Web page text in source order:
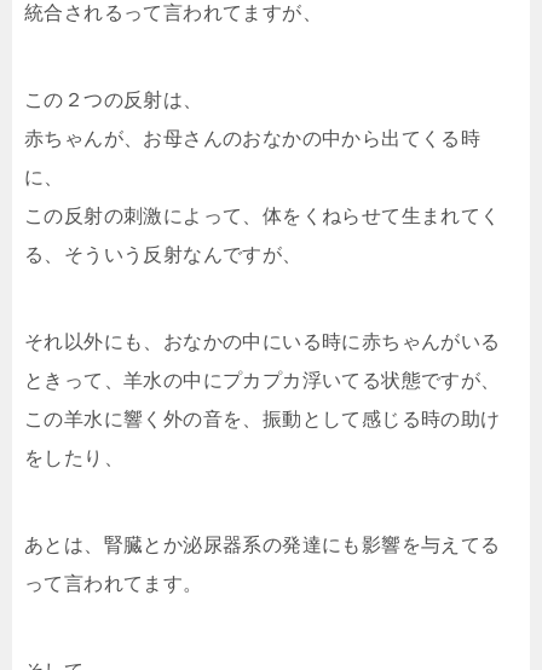
統合されるって言われてますが、
この２つの反射は、
赤ちゃんが、お母さんのおなかの中から出てくる時
に、
この反射の刺激によって、体をくねらせて生まれてく
る、そういう反射なんですが、
それ以外にも、おなかの中にいる時に赤ちゃんがいる
ときって、羊水の中にプカプカ浮いてる状態ですが、
この羊水に響く外の音を、振動として感じる時の助け
をしたり、
あとは、腎臓とか泌尿器系の発達にも影響を与えてる
って言われてます。